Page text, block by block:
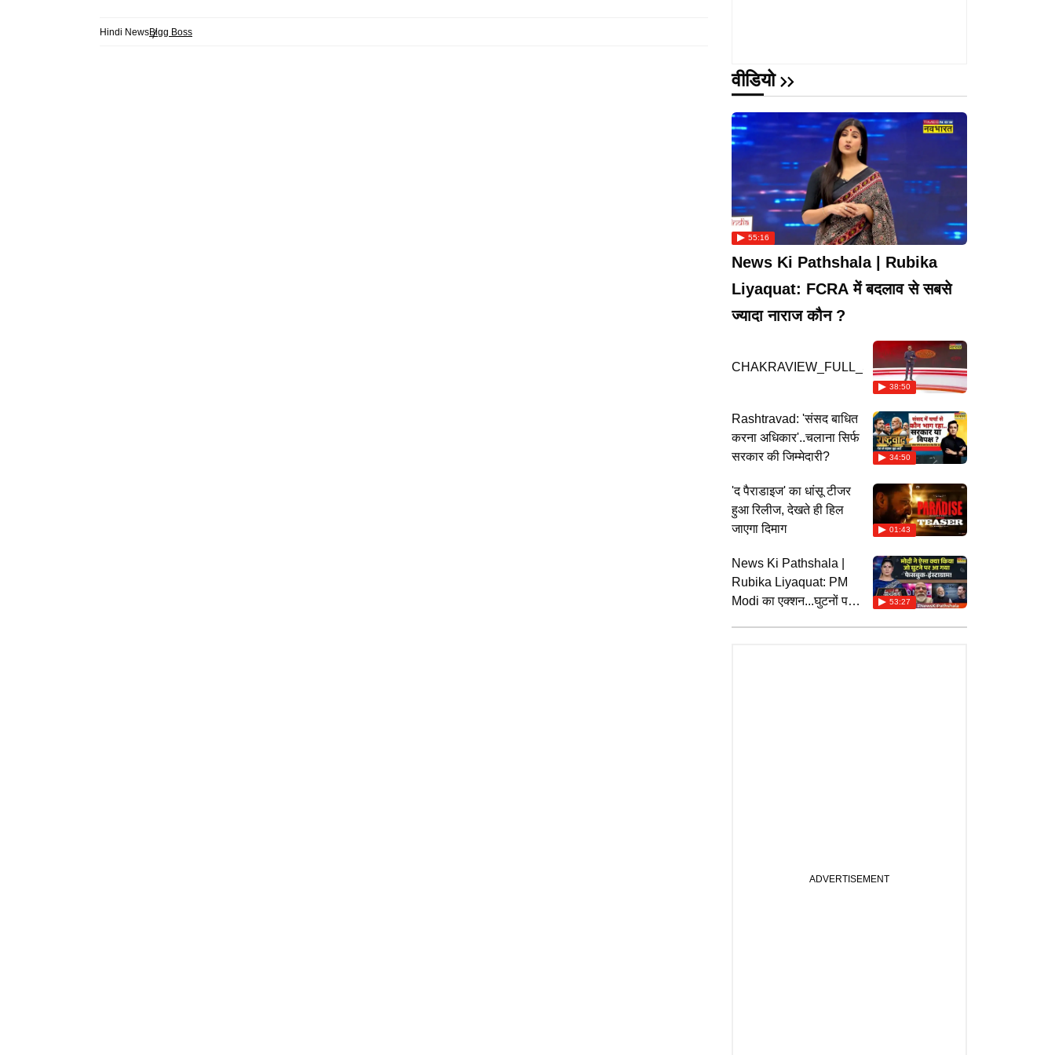
Hindi NewsBigg Boss
वीडियो
News Ki Pathshala | Rubika
Liyaquat: FCRA में बदलाव से सबसे
ज्यादा नाराज कौन ?
55:16
CHAKRAVIEW_FULL_SEGMENT
38:50
Rashtravad: 'संसद बाधित
करना अधिकार'..चलाना सिर्फ
सरकार की जिम्मेदारी?
34:50
'द पैराडाइज' का धांसू टीजर
हुआ रिलीज, देखते ही हिल
जाएगा दिमाग
01:43
News Ki Pathshala |
Rubika Liyaquat: PM
Modi का एक्शन...घुटनों पर
53:27